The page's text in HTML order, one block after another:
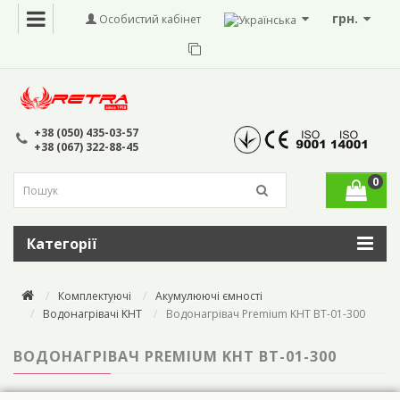
грн.
Особистий кабінет
+38 (050) 435-03-57
+38 (067) 322-88-45
0
Категорії
Комплектуючі
Акумулюючі ємності
Водонагрівачі KHT
Водонагрівач Premium KHT BT-01-300
ВОДОНАГРІВАЧ PREMIUM KHT BT-01-300